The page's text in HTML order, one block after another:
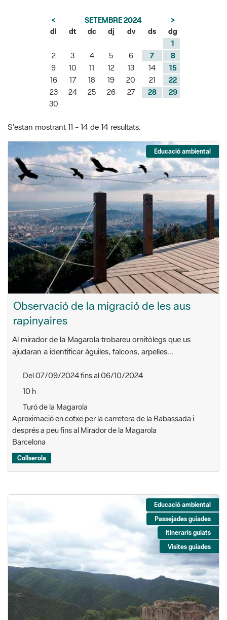
2
4 5 6
8
9
10 11 12 13 14
15
22
23
24 25 26 27 28
29
30
S'estan mostrant 11 - 14 de 14 resultats.
Observació de la migració de les aus
rapinyaires
Al mirador de la Magarola trobareu ornitòlegs que us
ajudaran a identificar àguiles, falcons, arpelles...
Del 07/09/2024 fins al 06/10/2024
10 h
Turó de la Magarola
després a peu fins al Mirador de la Magarola
Barcelona
Collserola
Itineraris guiats
Visites guiades